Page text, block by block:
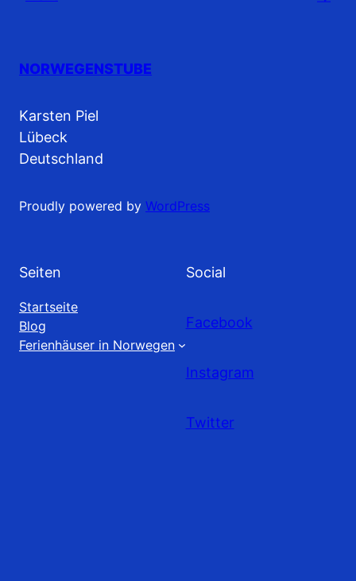
NORWEGENSTUBE
Karsten Piel
Lübeck
Deutschland
Proudly powered by WordPress
Seiten
Startseite
Blog
Ferienhäuser in Norwegen
Social
Facebook
Instagram
Twitter